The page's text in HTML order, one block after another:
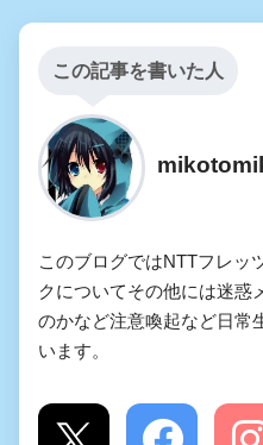
この記事を書いた人
このブログではNTTフレッ
クについてその他には迷惑
のかなど注意喚起など日常
います。